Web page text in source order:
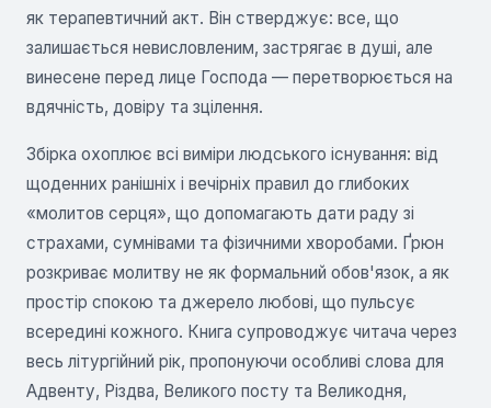
як терапевтичний акт. Він стверджує: все, що
залишається невисловленим, застрягає в душі, але
винесене перед лице Господа — перетворюється на
вдячність, довіру та зцілення.
Збірка охоплює всі виміри людського існування: від
щоденних ранішніх і вечірніх правил до глибоких
«молитов серця», що допомагають дати раду зі
страхами, сумнівами та фізичними хворобами. Ґрюн
розкриває молитву не як формальний обов'язок, а як
простір спокою та джерело любові, що пульсує
всередині кожного. Книга супроводжує читача через
весь літургійний рік, пропонуючи особливі слова для
Адвенту, Різдва, Великого посту та Великодня,